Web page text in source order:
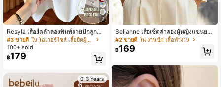
7
Resyla เสื้อยืดลำลองพิมพ์ลายปักลูกปัด
รูปโบว์ขนาดใหญ่สำหรับผู้หญิง
#3 ขายดี
ใน โอเวอร์ไซส์ เสื้อยืดผู้หญิง
100+ sold
฿179
0-3 Years
Selianne เสื้อเชิ้ตลำลองผู้หญิงแขนยา
ว คอวีเว้า ลายดอกไม้
#2 ขายดี ใน งานปัก เสื้อทำงาน
฿169